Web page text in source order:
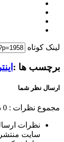
لینک کوتاه
برچسب ها :
ارسال نظر شما
مجموع نظرات : 0
نظرات
سایت